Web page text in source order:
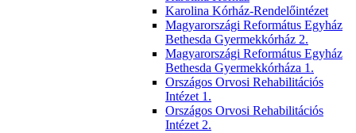
Karolina Kórház-Rendelőintézet
Magyarországi Református Egyház
Bethesda Gyermekkórház 2.
Magyarországi Református Egyház
Bethesda Gyermekkórháza 1.
Országos Orvosi Rehabilitációs
Intézet 1.
Országos Orvosi Rehabilitációs
Intézet 2.